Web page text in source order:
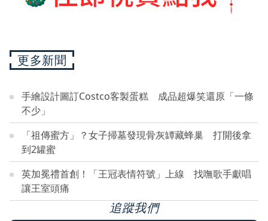
更多新聞
手繪設計圖訂Costco客製蛋糕 成品超爆笑還原「一條
不少」
「祖傳蜜方」？女子掃墓發現骨灰罈藏蜂巢 打開後拿
到2罐蜜
英加冕禮首創！「王冠表情符號」上線 找嘸歌手獻唱
讓王室頭痛
追蹤我們